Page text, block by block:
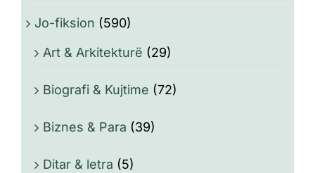
Jo-fiksion (590)
Art & Arkitekturë (29)
Biografi & Kujtime (72)
Biznes & Para (39)
Ditar & letra (5)